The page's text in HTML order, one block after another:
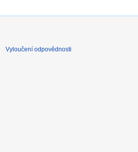
Vyloučení odpovědnosti